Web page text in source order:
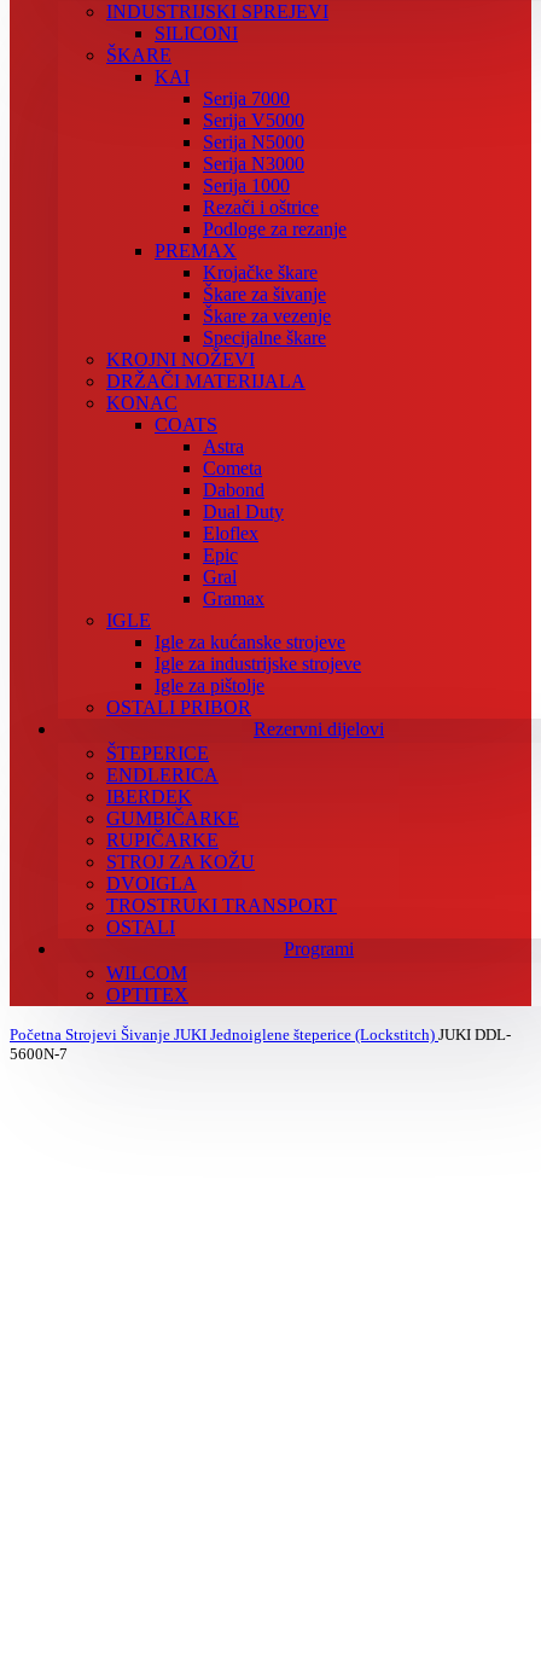
INDUSTRIJSKI SPREJEVI
SILICONI
ŠKARE
KAI
Serija 7000
Serija V5000
Serija N5000
Serija N3000
Serija 1000
Rezači i oštrice
Podloge za rezanje
PREMAX
Krojačke škare
Škare za šivanje
Škare za vezenje
Specijalne škare
KROJNI NOŽEVI
DRŽAČI MATERIJALA
KONAC
COATS
Astra
Cometa
Dabond
Dual Duty
Eloflex
Epic
Gral
Gramax
IGLE
Igle za kućanske strojeve
Igle za industrijske strojeve
Igle za pištolje
OSTALI PRIBOR
Rezervni dijelovi
ŠTEPERICE
ENDLERICA
IBERDEK
GUMBIČARKE
RUPIČARKE
STROJ ZA KOŽU
DVOIGLA
TROSTRUKI TRANSPORT
OSTALI
Programi
WILCOM
OPTITEX
Početna Strojevi Šivanje JUKI Jednoiglene šteperice (Lockstitch) JUKI DDL-
5600N-7